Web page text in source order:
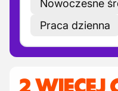
Nowoczesne
Praca dzienna